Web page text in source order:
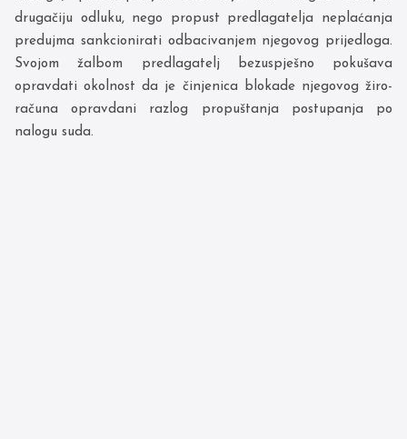
drugačiju odluku, nego propust predlagatelja neplaćanja
predujma sankcionirati odbacivanjem njegovog prijedloga.
Svojom žalbom predlagatelj bezuspješno pokušava
opravdati okolnost da je činjenica blokade njegovog žiro-
računa opravdani razlog propuštanja postupanja po
nalogu suda.